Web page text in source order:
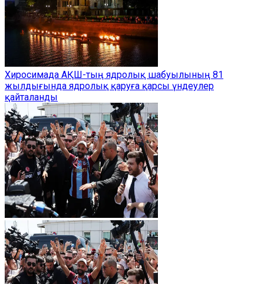
Хиросимада АҚШ-тың ядролық шабуылының 81
жылдығында ядролық қаруға қарсы үндеулер
қайталанды